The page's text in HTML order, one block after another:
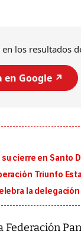
los resultados
en Google ↗️
cierre en Santo
Triunfo
la delegación
Entre
da Silva,
candidatura